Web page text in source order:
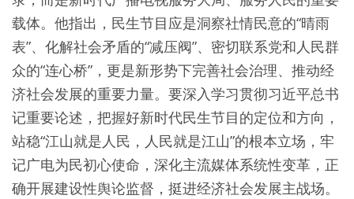
载体。他指出，民生节目应是洞察社情民意的“晴雨
表”、化解社会矛盾的“减压阀”、密切联系党和人民群
众的“连心桥”，更是新形势下完善社会治理、推动经
济社会发展的重要力量。要深入学习贯彻习近平总书
记重要论述，把握好新时代民生节目的定位和方向，
站稳“江山就是人民，人民就是江山”的根本立场，牢
记广电为民初心使命，深化主流媒体系统性变革，正
确开展建设性舆论监督，挺进经济社会发展主战场。